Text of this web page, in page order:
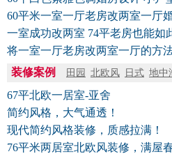
60平米一室一厅老房改两室一厅
一室成功改两室 74平老房也能如
将一室一厅老房改两室一厅的方
装修案例
田园 北欧风 日式 地中
67平北欧一居室-亚舍
简约风格，大气通透！
现代简约风格装修，质感拉满！
76平米两居室北欧风装修，满屋